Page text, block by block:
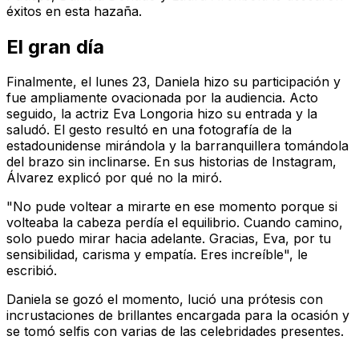
éxitos en esta hazaña.
El gran día
Finalmente, el lunes 23, Daniela hizo su participación y
fue ampliamente ovacionada por la audiencia. Acto
seguido, la actriz Eva Longoria hizo su entrada y la
saludó. El gesto resultó en una fotografía de la
estadounidense mirándola y la barranquillera tomándola
del brazo sin inclinarse. En sus historias de Instagram,
Álvarez explicó por qué no la miró.
"No pude voltear a mirarte en ese momento porque si
volteaba la cabeza perdía el equilibrio. Cuando camino,
solo puedo mirar hacia adelante. Gracias, Eva, por tu
sensibilidad, carisma y empatía. Eres increíble", le
escribió.
Daniela se gozó el momento, lució una prótesis con
incrustaciones de brillantes encargada para la ocasión y
se tomó selfis con varias de las celebridades presentes.